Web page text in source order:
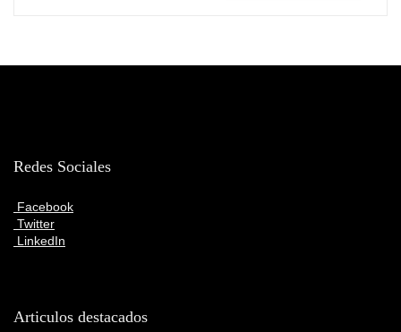
Redes Sociales
Facebook
Twitter
LinkedIn
Articulos destacados